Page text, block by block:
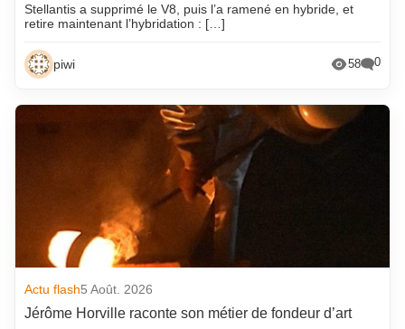
Stellantis a supprimé le V8, puis l’a ramené en hybride, et
retire maintenant l’hybridation : […]
piwi 58 0
Actu flash5 Août. 2026
Jérôme Horville raconte son métier de fondeur d’art